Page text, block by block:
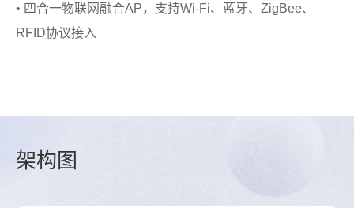
• 四合一物联网融合AP，支持Wi-Fi、蓝牙、ZigBee、
RFID协议接入
架构图